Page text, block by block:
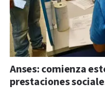
Anses: comienza
prestaciones